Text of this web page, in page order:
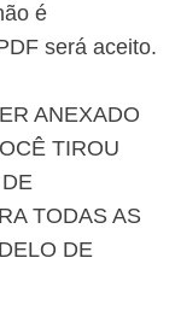
é
será aceito.
ANEXADO
TIROU
TODAS AS
DE